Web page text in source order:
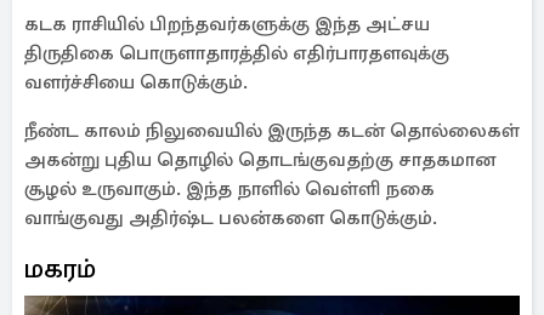
கடக ராசியில் பிறந்தவர்களுக்கு இந்த அட்சய
திருதிகை பொருளாதாரத்தில் எதிர்பாரதளவுக்கு
வளர்ச்சியை கொடுக்கும்.
நீண்ட காலம் நிலுவையில் இருந்த கடன் தொல்லைகள்
அகன்று புதிய தொழில் தொடங்குவதற்கு சாதகமான
சூழல் உருவாகும். இந்த நாளில் வெள்ளி நகை
வாங்குவது அதிர்ஷ்ட பலன்களை கொடுக்கும்.
மகரம்